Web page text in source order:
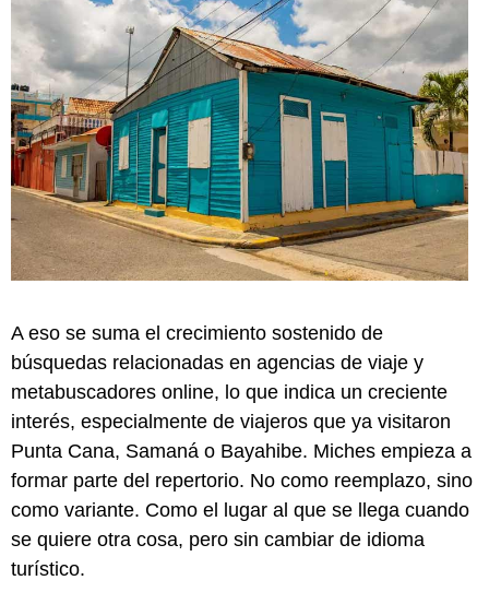
A eso se suma el crecimiento sostenido de
búsquedas relacionadas en agencias de viaje y
metabuscadores online, lo que indica un creciente
interés, especialmente de viajeros que ya visitaron
Punta Cana, Samaná o Bayahibe. Miches empieza a
formar parte del repertorio. No como reemplazo, sino
como variante. Como el lugar al que se llega cuando
se quiere otra cosa, pero sin cambiar de idioma
turístico.